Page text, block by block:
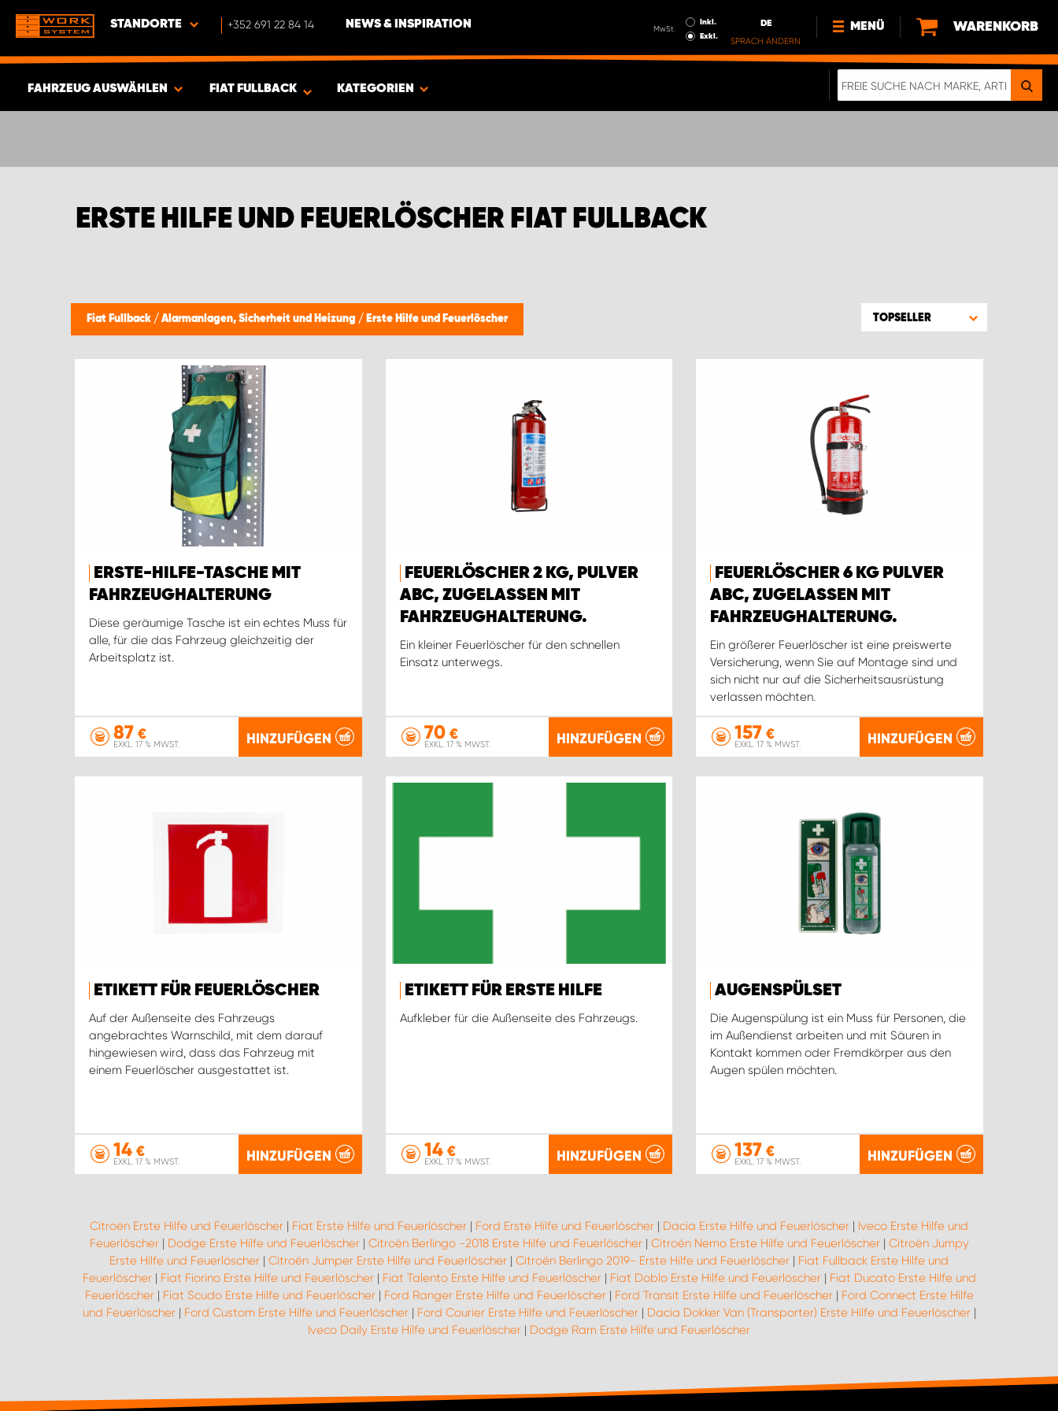
STANDORTE +352 691 22 84 14 NEWS & INSPIRATION MwSt.
Inkl.
Exkl.
DE
SPRACH ÄNDERN
MENÜ
NEWS
WARENKORB
FAHRZEUG AUSWÄHLEN
ARTIKEL
FIAT FULLBACK KATEGORIEN
ERSTE HILFE UND FEUERLÖSCHER FIAT FULLBACK
Fiat Fullback / Alarmanlagen, Sicherheit und Heizung / Erste Hilfe und Feuerlöscher TOPSELLER
ERSTE-HILFE-TASCHE MIT
FAHRZEUGHALTERUNG
Diese geräumige Tasche ist ein echtes Muss für
alle, für die das Fahrzeug gleichzeitig der
Arbeitsplatz ist.
87 €
EXKL. 17 % MWST. HINZUFÜGEN
FEUERLÖSCHER 2 KG, PULVER
ABC, ZUGELASSEN MIT
FAHRZEUGHALTERUNG.
Ein kleiner Feuerlöscher für den schnellen
Einsatz unterwegs.
70€
EXKL. 17 % MWST. HINZUFÜGEN
FEUERLÖSCHER 6 KG PULVER
ABC, ZUGELASSEN MIT
FAHRZEUGHALTERUNG.
Ein größerer Feuerlöscher ist eine preiswerte
Versicherung, wenn Sie auf Montage sind und
sich nicht nur auf die Sicherheitsausrüstung
verlassen möchten.
157 €
EXKL. 17 % MWST. HINZUFÜGEN
ETIKETT FÜR FEUERLÖSCHER
Auf der Außenseite des Fahrzeugs
angebrachtes Warnschild, mit dem darauf
hingewiesen wird, dass das Fahrzeug mit
einem Feuerlöscher ausgestattet ist.
14 €
EXKL. 17 % MWST. HINZUFÜGEN
ETIKETT FÜR ERSTE HILFE
Aufkleber für die Außenseite des Fahrzeugs.
14€
EXKL. 17 % MWST. HINZUFÜGEN
AUGENSPÜLSET
Die Augenspülung ist ein Muss für Personen, die
im Außendienst arbeiten und mit Säuren in
Kontakt kommen oder Fremdkörper aus den
Augen spülen möchten.
137 €
EXKL. 17 % MWST. HINZUFÜGEN
Citroën Erste Hilfe und Feuerlöscher | Fiat Erste Hilfe und Feuerlöscher | Ford Erste Hilfe und Feuerlöscher | Dacia Erste Hilfe und Feuerlöscher | Iveco Erste Hilfe und
Feuerlöscher| Dodge Erste Hilfe und Feuerlöscher| Citroën Berlingo -2018 Erste Hilfe und Feuerlöscher| Citroën Nemo Erste Hilfe und Feuerlöscher| Citroën Jumpy
Erste Hilfe und Feuerlöscher | Citroën Jumper Erste Hilfe und Feuerlöscher | Citroën Berlingo 2019- Erste Hilfe und Feuerlöscher | Fiat Fullback Erste Hilfe und
Feuerlöscher| Fiat Fiorino Erste Hilfe und Feuerlöscher| Fiat Talento Erste Hilfe und Feuerlöscher| Fiat Doblo Erste Hilfe und Feuerlöscher| Fiat Ducato Erste Hilfe und
Feuerlöscher| Fiat Scudo Erste Hilfe und Feuerlöscher| Ford Ranger Erste Hilfe und Feuerlöscher| Ford Transit Erste Hilfe und Feuerlöscher| Ford Connect Erste Hilfe
und Feuerlöscher| Ford Custom Erste Hilfe und Feuerlöscher| Ford Courier Erste Hilfe und Feuerlöscher| Dacia Dokker Van (Transporter) Erste Hilfe und Feuerlöscher|
Iveco Daily Erste Hilfe und Feuerlöscher | Dodge Ram Erste Hilfe und Feuerlöscher